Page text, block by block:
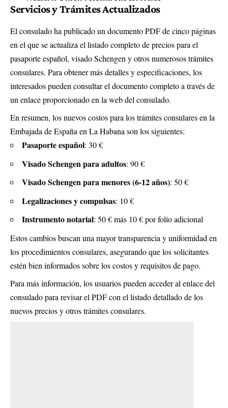
Servicios y Trámites Actualizados
El consulado ha publicado un documento PDF de cinco páginas
en el que se actualiza el listado completo de precios para el
pasaporte español, visado Schengen y otros numerosos trámites
consulares. Para obtener más detalles y especificaciones, los
interesados pueden consultar el documento completo a través de
un enlace proporcionado en la web del consulado.
En resumen, los nuevos costos para los trámites consulares en la
Embajada de España en La Habana son los siguientes:
Pasaporte español: 30 €
Visado Schengen para adultos: 90 €
Visado Schengen para menores (6-12 años): 50 €
Legalizaciones y compulsas: 10 €
Instrumento notarial: 50 € más 10 € por folio adicional
Estos cambios buscan una mayor transparencia y uniformidad en
los procedimientos consulares, asegurando que los solicitantes
estén bien informados sobre los costos y requisitos de pago.
Para más información, los usuarios pueden acceder al enlace del
consulado para revisar el PDF con el listado detallado de los
nuevos precios y otros trámites consulares.